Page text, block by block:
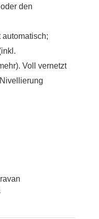
den
Voll vernetzt